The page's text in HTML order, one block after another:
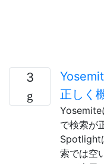
3
正しく
Yosemite
で検索が
Spotlight
索では空